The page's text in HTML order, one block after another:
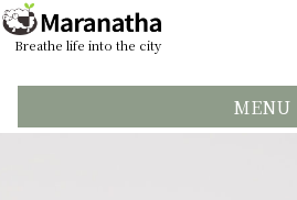
Breathe life into the city
MENU